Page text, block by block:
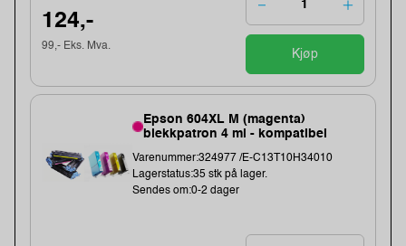
124,-
99,- Eks. Mva.
Kjøp
Epson 604XL M (magenta)
blekkpatron 4 ml - kompatibel
Varenummer:324977 /E-C13T10H34010
Lagerstatus:35 stk på lager.
Sendes om:0-2 dager